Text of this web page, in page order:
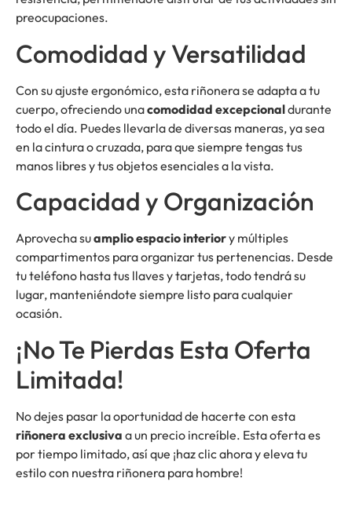
preocupaciones.
Comodidad y Versatilidad
Con su ajuste ergonómico, esta riñonera se adapta a tu
cuerpo, ofreciendo unacomodidad excepcionaldurante
todo el día. Puedes llevarla de diversas maneras, ya sea
en la cintura o cruzada, para que siempre tengas tus
manos libres y tus objetos esenciales a la vista.
Capacidad y Organización
Aprovecha suamplio espacio interiory múltiples
compartimentos para organizar tus pertenencias. Desde
tu teléfono hasta tus llaves y tarjetas, todo tendrá su
lugar, manteniéndote siempre listo para cualquier
ocasión.
¡No Te Pierdas Esta Oferta
Limitada!
No dejes pasar la oportunidad de hacerte con esta
riñonera exclusiva a un precio increíble. Esta oferta es
por tiempo limitado, así que ¡haz clic ahora y eleva tu
estilo con nuestra riñonera para hombre!